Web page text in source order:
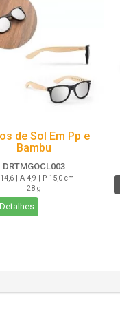
de Sol Em Pp e
Bambu
DRTMGOCL003
| A 4,9 | P 15,0 cm
28 g
Detalhes